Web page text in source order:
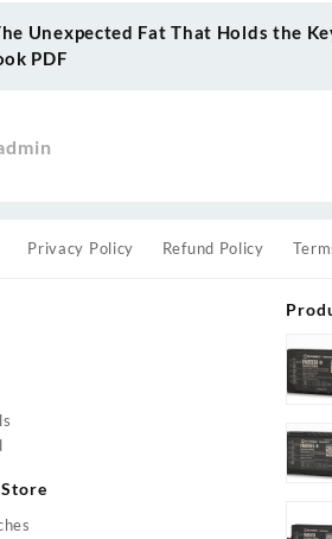
Unexpected Fat That Holds the
PDF
Privacy Policy Refund Policy